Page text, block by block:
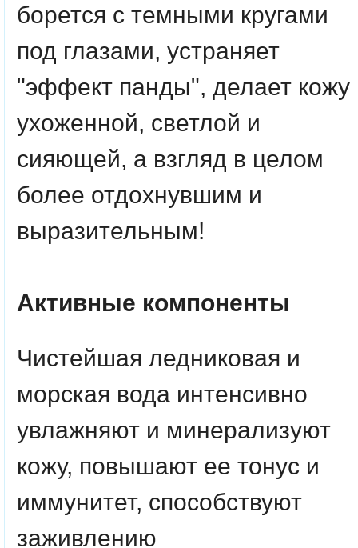
борется с темными кругами
под глазами, устраняет
"эффект панды", делает кожу
ухоженной, светлой и
сияющей, а взгляд в целом
более отдохнувшим и
выразительным!
Активные компоненты
Чистейшая ледниковая и
морская вода интенсивно
увлажняют и минерализуют
кожу, повышают ее тонус и
иммунитет, способствуют
заживлению